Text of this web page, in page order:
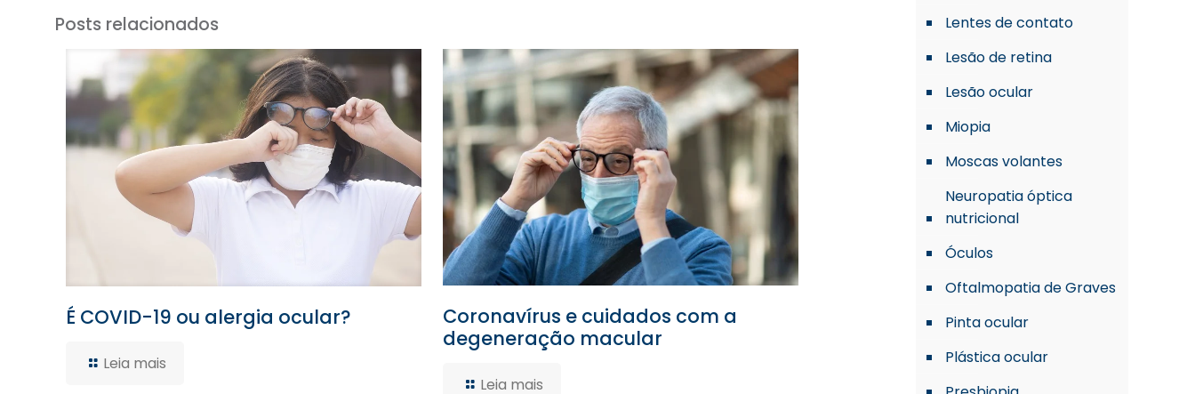
Posts relacionados
É COVID-19 ou alergia ocular?
Leia mais
Coronavírus e cuidados com a
degeneração macular
Leia mais
Lentes de contato
Lesão de retina
Lesão ocular
Miopia
Moscas volantes
Neuropatia óptica
nutricional
Óculos
Oftalmopatia de Graves
Pinta ocular
Plástica ocular